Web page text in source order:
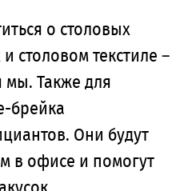
о столовых
столовом текстиле –
мы. Также для
брейка
Они будут
в офисе и помогут